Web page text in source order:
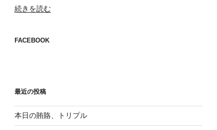
“縄
器
だ
た”
の
続きを読む
FACEBOOK
最近の投稿
本日の賄賂、トリプル